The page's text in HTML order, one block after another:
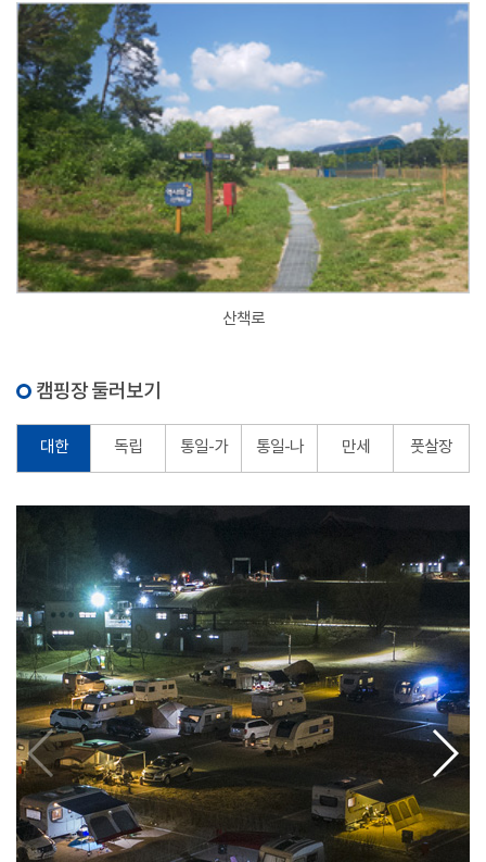
산책로
캠핑장 둘러보기
대한 독립 통일-가 통일-나 만세 풋살장